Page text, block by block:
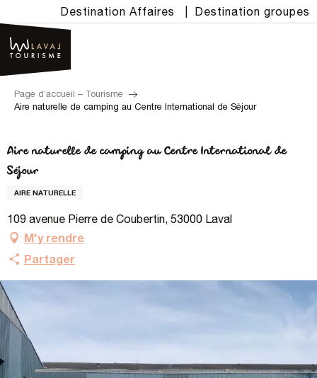
au
contenu
principal
Destination Affaires Destination groupes
Page d’accueil – Tourisme
Aire naturelle de camping au Centre International de Séjour
Aire naturelle de camping au Centre International de
Séjour
AIRE NATURELLE
109 avenue Pierre de Coubertin, 53000 Laval
M'y rendre
Partager